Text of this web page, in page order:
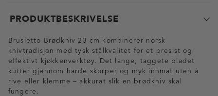
PRODUKTBESKRIVELSE
Brusletto Brødkniv 23 cm kombinerer norsk
knivtradisjon med tysk stålkvalitet for et presist og
effektivt kjøkkenverktøy. Det lange, taggete bladet
kutter gjennom harde skorper og myk innmat uten å
rive eller klemme – akkurat slik en brødkniv skal
fungere.